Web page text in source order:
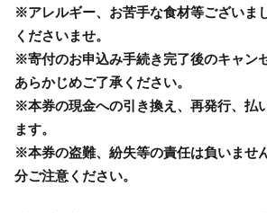
※アレルギー、お苦手な食材等ございま
くださいませ。
※寄付のお申込み手続き完了後のキャン
あらかじめご了承ください。
※本券の現金への引き換え、再発行、払
ます。
※本券の盗難、紛失等の責任は負いませ
分ご注意ください。